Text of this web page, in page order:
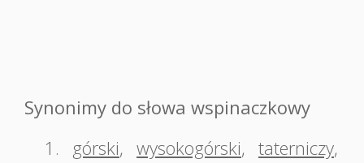
Synonimy do słowa wspinaczkowy
1.
górski, wysokogórski, taterniczy,